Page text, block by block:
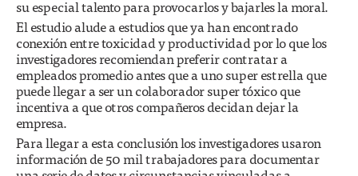
su especial talento para provocarlos y bajarles la moral.
El estudio alude a estudios que ya han encontrado
conexión entre toxicidad y productividad por lo que los
investigadores recomiendan preferir contratar a
empleados promedio antes que a uno super estrella que
puede llegar a ser un colaborador super tóxico que
incentiva a que otros compañeros decidan dejar la
empresa.
Para llegar a esta conclusión los investigadores usaron
información de 50 mil trabajadores para documentar